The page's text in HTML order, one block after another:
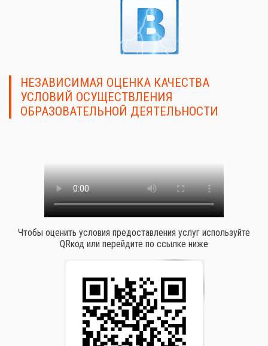
НЕЗАВИСИМАЯ ОЦЕНКА КАЧЕСТВА
УСЛОВИЙ ОСУЩЕСТВЛЕНИЯ
ОБРАЗОВАТЕЛЬНОЙ ДЕЯТЕЛЬНОСТИ
Чтобы оценить условия предоставления услуг используйте
QRкод или перейдите по ссылке ниже